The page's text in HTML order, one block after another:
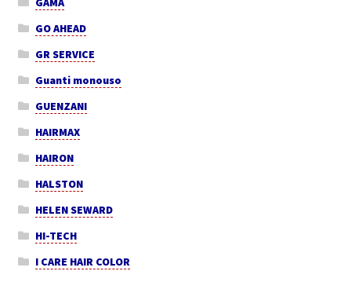
GO AHEAD
GR SERVICE
Guanti monouso
GUENZANI
HAIRMAX
HAIRON
HALSTON
HELEN SEWARD
HI-TECH
I CARE HAIR COLOR